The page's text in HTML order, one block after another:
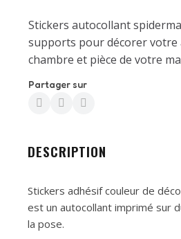
Stickers autocollant
supports pour décorer votre
chambre et pièce de votre
Partager sur
DESCRIPTION
Stickers adhésif couleur de
est un autocollant imprimé sur
la pose.